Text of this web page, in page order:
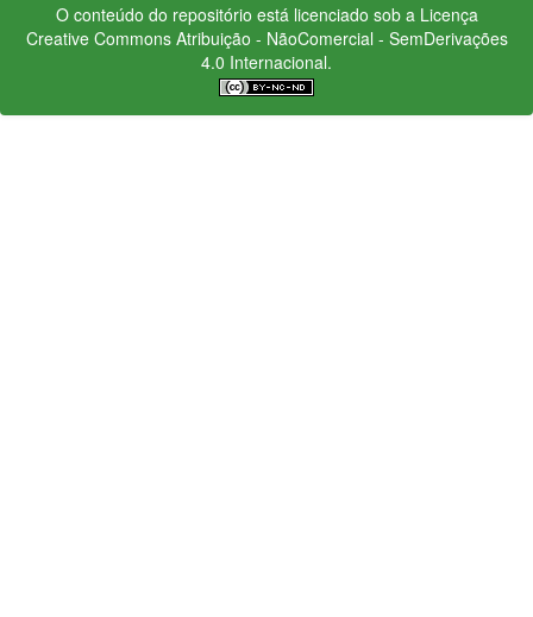
O conteúdo do repositório está licenciado sob a Licença
Creative CommonsAtribuição - NãoComercial - SemDerivações
4.0 Internacional.